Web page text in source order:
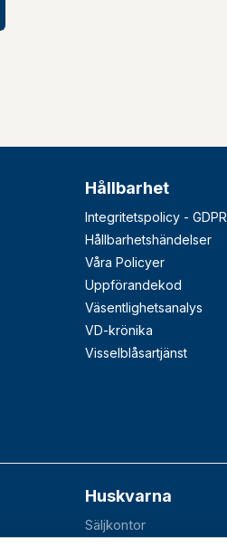
Hållbarhet
Integritetspolicy - GDPR
Hållbarhetshändelser
Våra Policyer
Uppförandekod
Väsentlighetsanalys
VD-krönika
Visselblåsartjänst
Huskvarna
Säljkontor